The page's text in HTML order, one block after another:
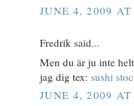
JUNE 4, 2009 AT
Fredrik said...
Men du är ju inte
jag dig tex: sushi
JUNE 4, 2009 AT